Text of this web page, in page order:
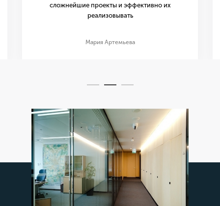
сложнейшие проекты и эффективно их
реализовывать
Мария Артемьева